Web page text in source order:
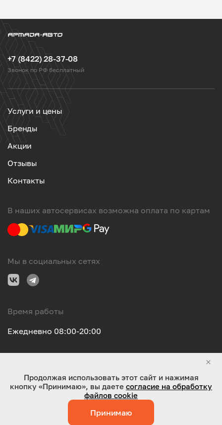
+7 (8422) 28-37-08
Звонок по РФ бесплатный
Услуги и цены
Бренды
Акции
Отзывы
Контакты
В наших автосервисах возможна оплата по картам
Мы в социальных сетях
Время работы
Ежедневно 08:00-20:00
ООО "Оригинал-сервис". Все права защищены 2026
Работает на технологиях:Jaky
Продолжая использовать этот сайт и нажимая
кнопку «Принимаю», вы даете согласие на обработку
файлов cookie
Принимаю